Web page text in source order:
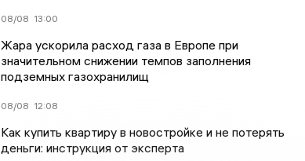
08/08 13:00
Жара ускорила расход газа в Европе при
значительном снижении темпов заполнения
подземных газохранилищ
08/08 12:08
Как купить квартиру в новостройке и не потерять
деньги: инструкция от эксперта